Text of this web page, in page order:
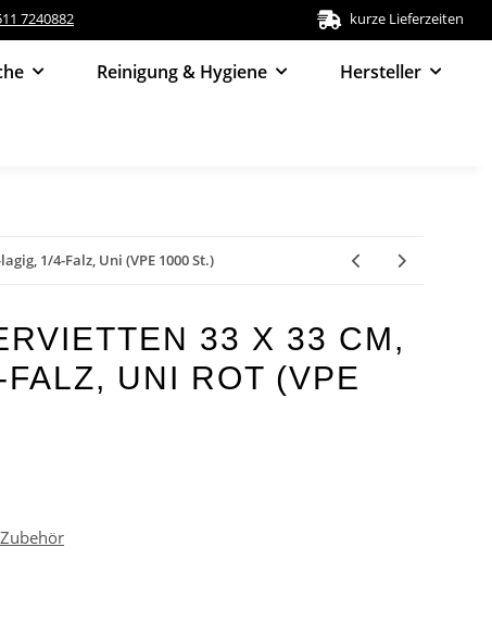
7240882 kurze Lieferzeiten
Reinigung & Hygiene Hersteller
1/4-Falz, Uni (VPE 1000 St.)
33 X 33 CM,
UNI ROT (VPE